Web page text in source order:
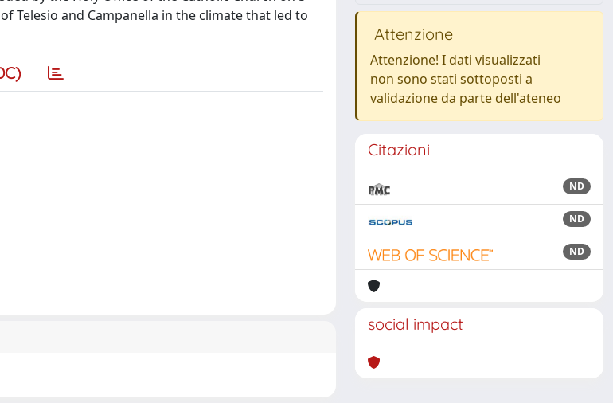
Telesio and Campanella in the climate that led to
Attenzione
Attenzione! I dati visualizzati
non sono stati sottoposti a
validazione da parte dell'ateneo
Citazioni
ND
ND
ND
social impact